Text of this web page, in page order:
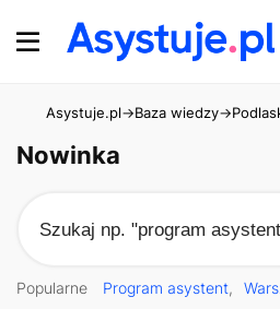
Asystuje.pl→Baza wiedzy→
Nowinka
Popularne Program asystent